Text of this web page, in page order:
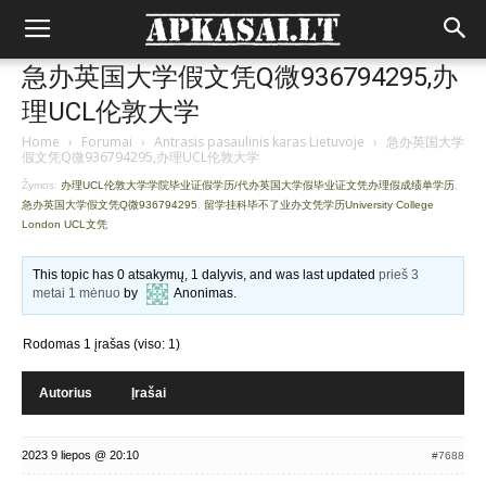
急办英国大学假文凭Q微936794295,办
理UCL伦敦大学
Home › Forumai › Antrasis pasaulinis karas Lietuvoje › 急办英国大学
假文凭Q微936794295,办理UCL伦敦大学
Žymos: 办理UCL伦敦大学学院毕业证假学历/代办英国大学假毕业证文凭办理假成绩单学历
急办英国大学假文凭Q微936794295
留学挂科毕不了业办文凭学历University College
London UCL文凭
This topic has 0 atsakymų, 1 dalyvis, and was last updatedprieš 3
metai 1 mėnuo by Anonimas.
Rodomas 1 įrašas (viso: 1)
Autorius Įrašai
2023 9 liepos @ 20:10 #7688